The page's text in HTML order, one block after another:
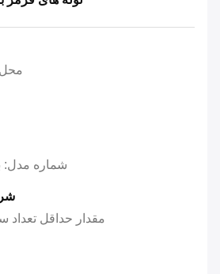
محل
شماره مدل:
مقدار حداقل